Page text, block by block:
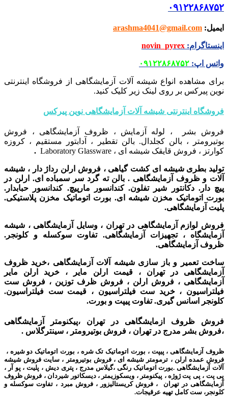
۰۹۱۲۲۸۶۸۷۵۲
ایمیل:
arashma4041@gmail.com
اینستاگرام:
novin_pyrex
واتس اپ: ۰۹۱۲۲۸۶۸۷۵۲
برای مشاهده انواع شیشه آلات آزمایشگاهی از فروشگاه اینترنتی
نوین پیرکس بر روی لینک زیر کلیک کنید.
فروشگاه اینترنتی شیشه آلات آزمایشگاهی نوین پیرکس
فروش بشر ، لوله آزمایش ، ظروف آزمایشگاهی ، فروش
بوتیرومتر ، بالن کجلدال. بالن تقطیر ، آدابتور مستقیم ، کروزه
کوارتز ، فروش قایقک شیشه ای ، Laboratory Glassware
.
تولید بطری شیشه ای کشت گیاهی ، فروش ارلن رداژ دار ، شیشه
آلات و ظروف آزمایشگاهی . بالن ته گرد سر سمباده ای. ارلن در
پیچ دار. دکانتور شیر تفلون. کندانسور مارپیچ. کندانسور حبابدار.
بورت اتوماتیک مخزن شیشه ای. بورت اتوماتیک مخزن پلاستیکی.
پلیت آزمایشگاهی.
فروش لوازم آزمایشگاهی در تهران ، وسایل آزمایشگاهی ، شیشه
آزمایشگاه ، تجهیزات آزمایشگاهی. تفاوت سوکسله و کلونجر.
ظروف آزمایشگاهی.
ساخت تعمیر و باز سازی شیشه آلات آزمایشگاهی ،خرید ظروف
آزمایشگاهی در تهران ،قیمت ارلن مایر ، خرید ارلن مایر
آزمایشگاهی ، فروش ارلن ، فروش ظرف توزین ، فروش ست
فیلتراسیون ، خرید ست فیلتراسیون ، قیمت ست فیلتراسیون.
کلونجر اسانس گیری. تفاوت پیپت و بورت.
فروش ظروف ازمایشگاهی در تهران ،پیکنومتر آزمایشگاهی
،فروش بشر مدرج در تهران ، فروش بوتیرومتر ، سینترگلاس .
ظروف آزمایشگاهی ، پیپت ، بورت اتوماتیک تک شره ، بورت اتوماتیک دو شیره ،
فروش عمده ارلن ، ترمومتر شیشه ای ، فروش بوتیرومتر ، سایت فروش شیشه
آلات آزمایشگاهی .بورت اتوماتیک رنگی ،گیلاس مدرج ، پتری دیش ، پلیت ، پو آر ،
پی پت ، پی پت ژوژه ، پیکنومتر ، ویسکوزیمتر ، دیسکاتور شیردان ، فروش ظروف
آزمایشگاهی در تهران ، فروش کریستالیزور ، فروش مبرد ، تفاوت سوکسله و
کلونجر، ست کامل تهیه عرقیجات.